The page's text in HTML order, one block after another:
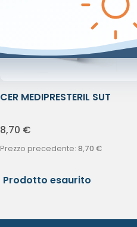
CER MEDIPRESTERIL SUT
8,70 €
Prezzo precedente: 8,70 €
Prodotto esaurito